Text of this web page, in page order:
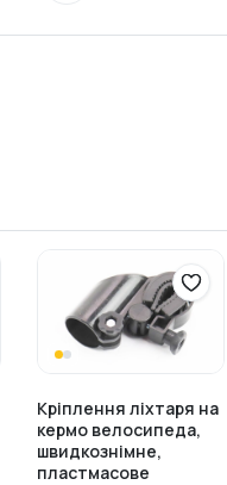
Кріплення ліхтаря на
кермо велосипеда,
швидкознімне,
пластмасове